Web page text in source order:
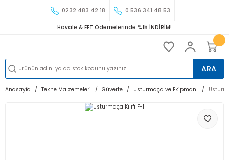
0232 483 42 18 0 536 341 48 53
Havale & EFT Ödemelerinde %15 İNDİRİM!
ARA
Anasayfa Tekne Malzemeleri Güverte Usturmaça ve Ekipmanı